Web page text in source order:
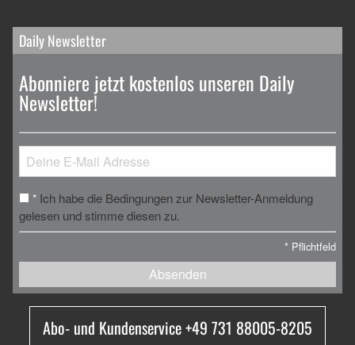
Daily Newsletter
Abonniere jetzt kostenlos unseren Daily
Newsletter!
* Ich habe die Bedingungen zur Newsletter-Anmeldung
gelesen und stimme diesen zu.
* Pflichtfeld
Absenden
Abo- und Kundenservice +49 731 88005-8205